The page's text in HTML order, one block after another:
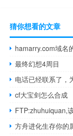
猜你想看的文章
hamarry.com域名
最终幻想4周目
电话已经联系了，
cf大宝剑怎么合成
FTP:zhuhuiquan,
方舟进化生存你的